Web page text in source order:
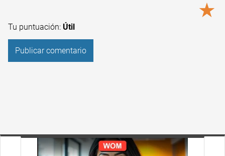
★
Tu puntuación: Útil